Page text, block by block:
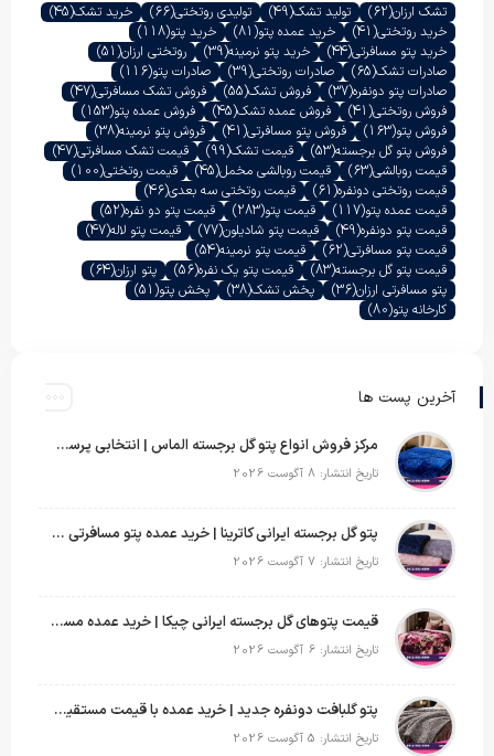
تشک ارزان(62) تولید تشک(49) تولیدی روتختی(66) خرید تشک(45)
خرید روتختی(41) خرید عمده پتو(81) خرید پتو(118)
خرید پتو مسافرتی(44) خرید پتو نرمینه(39) روتختی ارزان(51)
صادرات تشک(65) صادرات روتختی(39) صادرات پتو(116)
صادرات پتو دونفره(37) فروش تشک(55) فروش تشک مسافرتی(47)
فروش روتختی(41) فروش عمده تشک(45) فروش عمده پتو(153)
فروش پتو(163) فروش پتو مسافرتی(41) فروش پتو نرمینه(38)
فروش پتو گل برجسته(53) قیمت تشک(99) قیمت تشک مسافرتی(47)
قیمت روبالشی(63) قیمت روبالشی مخمل(45) قیمت روتختی(100)
قیمت روتختی دونفره(61) قیمت روتختی سه بعدی(46)
قیمت عمده پتو(117) قیمت پتو(283) قیمت پتو دو نفره(52)
قیمت پتو دونفره(49) قیمت پتو شادیلون(77) قیمت پتو لاله(47)
قیمت پتو مسافرتی(62) قیمت پتو نرمینه(54)
قیمت پتو گل برجسته(83) قیمت پتو یک نفره(56) پتو ارزان(64)
پتو مسافرتی ارزان(36) پخش تشک(38) پخش پتو(51)
کارخانه پتو(80)
آخرین پست ها
مرکز فروش انواع پتو گل برجسته الماس | انتخابی پرسود برای عمده‌فروشان
تاریخ انتشار: 8 آگوست 2026
پتو گل برجسته ایرانی کاترینا | خرید عمده پتو مسافرتی با قیمت تولیدی
تاریخ انتشار: 7 آگوست 2026
قیمت پتوهای گل برجسته ایرانی چیکا | خرید عمده مستقیم با سود بالا
تاریخ انتشار: 6 آگوست 2026
پتو گلبافت دونفره جدید | خرید عمده با قیمت مستقیم و طرح‌های پرفروش بازار
تاریخ انتشار: 5 آگوست 2026